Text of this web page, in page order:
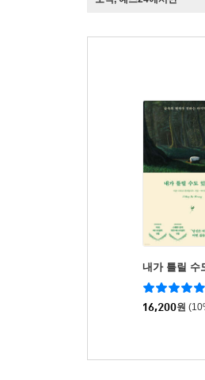
내가 틀릴 수
16,200원